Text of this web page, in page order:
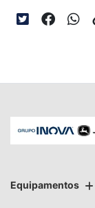
Equipamentos